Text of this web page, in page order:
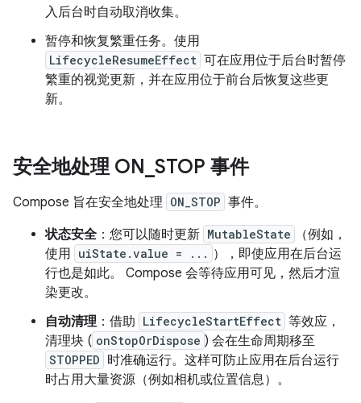
入后台时自动取消收集。
暂停和恢复繁重任务。使用
LifecycleResumeEffect 可在应用位于后台时暂停
繁重的视觉更新，并在应用位于前台后恢复这些更
新。
安全地处理 ON STOP 事件
Compose 旨在安全地处理 ON_STOP 事件。
状态安全 ：您可以随时更新 MutableState
（例如，
使用 uiState.value = ... ），即使应用在后台运
行也是如此。 Compose 会等待应用可见，然后才渲
染更改。
自动清理：借助 LifecycleStartEffect 等效应，
清理块 ( onStopOrDispose ) 会在生命周期移至
STOPPED 时准确运行。这样可防止应用在后台运行
时占用大量资源（例如相机或位置信息）。